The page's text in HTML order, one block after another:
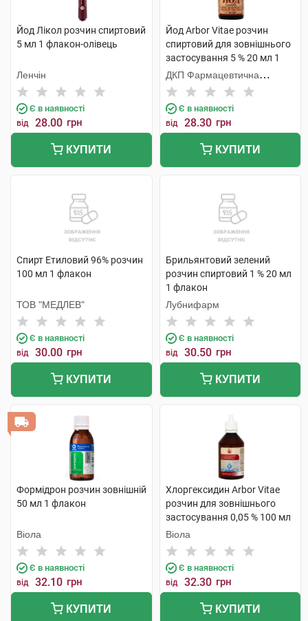
Йод Лікол розчин спиртовий
5 мл 1 флакон-олівець
Ленчін
Є в наявності
від 28.00 грн
КУПИТИ
Йод Arbor Vitae розчин
спиртовий для зовнішнього
застосування 5 % 20 мл 1
флакон
ДКП Фармацевтична
фабрика
Є в наявності
від 28.30 грн
КУПИТИ
Спирт Етиловий 96% розчин
100 мл 1 флакон
ТОВ "МЕДЛЕВ"
Є в наявності
від 30.00 грн
КУПИТИ
Брильянтовий зелений
розчин спиртовий 1 % 20 мл
1 флакон
Лубнифарм
Є в наявності
від 30.50 грн
КУПИТИ
Формідрон розчин зовнішній
50 мл 1 флакон
Віола
Є в наявності
від 32.10 грн
КУПИТИ
Хлоргексидин Arbor Vitae
розчин для зовнішнього
застосування 0,05 % 100 мл
1 флакон
Віола
Є в наявності
від 32.30 грн
КУПИТИ